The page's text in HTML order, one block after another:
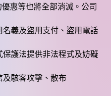
惠等也將全部消滅。公司
義及盜用支付、盜用電話
護法提供非法程式及妨礙
駭客攻擊、散布